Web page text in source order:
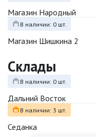
Магазин Народный
В наличии: 0 шт.
Магазин Шишкина 2
Склады
В наличии: 0 шт.
Дальний Восток
В наличии: 3 шт.
Седанка